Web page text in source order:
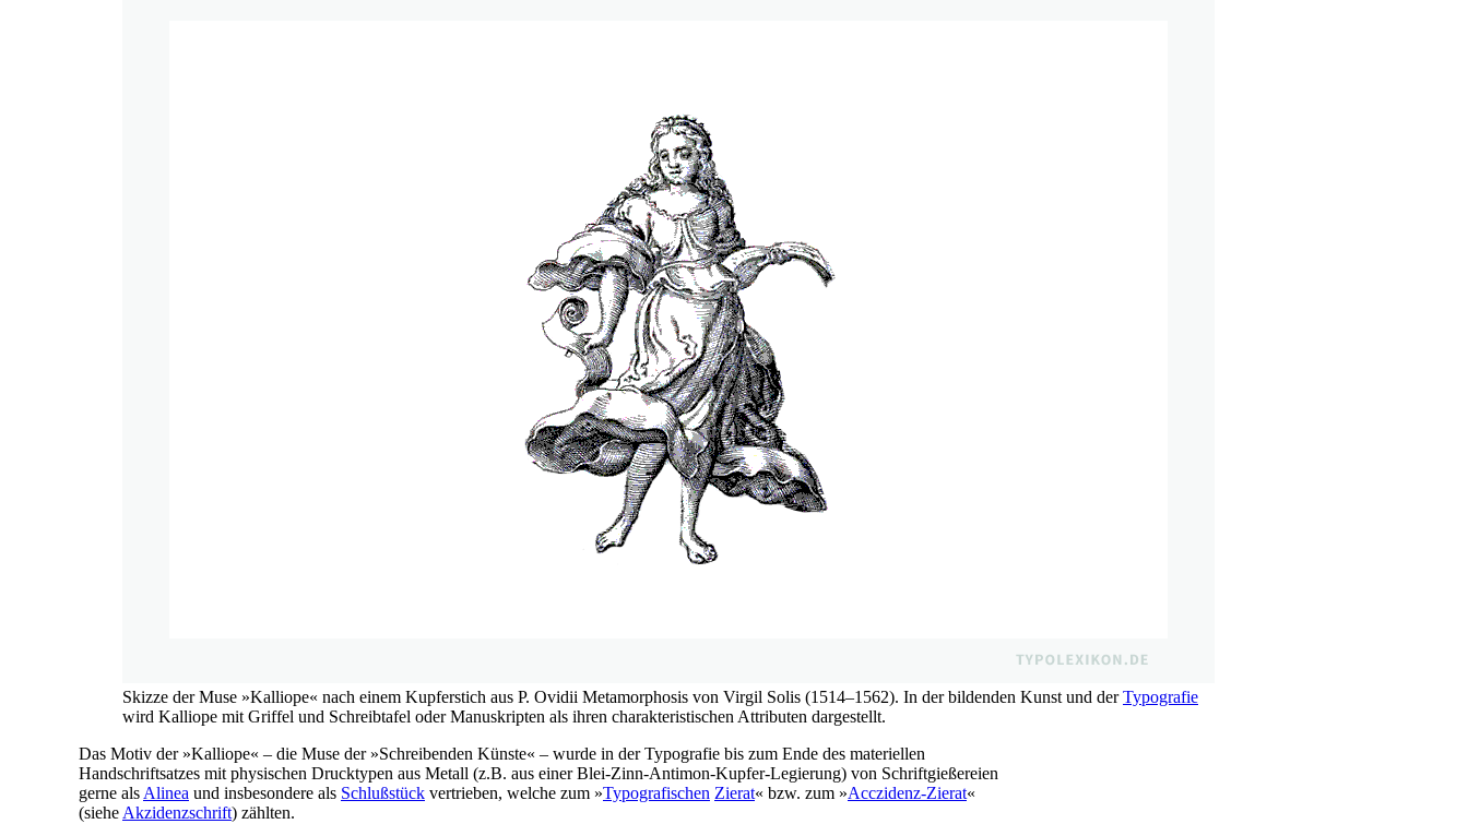
Skizze der Muse »Kalliope« nach einem Kupferstich aus P. Ovidii Metamorphosis von Virgil Solis (1514–1562). In der bildenden Kunst und derTypografie
wird Kalliope mit Griffel und Schreibtafel oder Manuskripten als ihren charakteristischen Attributen dargestellt.
Das Motiv der »Kalliope« – die Muse der »Schreibenden Künste« – wurde in der Typografie bis zum Ende des materiellen
Handschriftsatzes mit physischen Drucktypen aus Metall (z.B. aus einer Blei-Zinn-Antimon-Kupfer-Legierung) von Schriftgießereien
gerne alsAlinea und insbesondere als Schlußstück vertrieben, welche zum »Typografischen Zierat« bzw. zum »Acczidenz-Zierat«
(sieheAkzidenzschrift) zählten.